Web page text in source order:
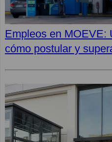
Empleos en MOEVE:
cómo postular y